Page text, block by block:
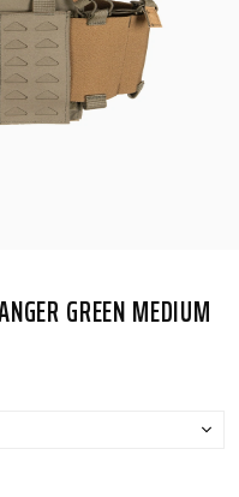
GREEN MEDIUM